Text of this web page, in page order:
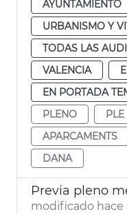
AYUNTAMIENTO
URBANISMO Y
TODAS LAS
VALENCIA
EN PORTADA
PLENO
PLE
APARCAMENTS
DANA
modificado hace